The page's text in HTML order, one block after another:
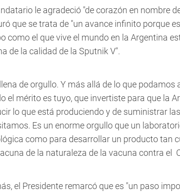
le agradeció "de corazón en nombre
que se trata de "un avance infinito porque
como el que vive el mundo en la Argentina
de la calidad de la Sputnik V".
de orgullo. Y más allá de lo que podamos
el mérito es tuyo, que invertiste para que la
lo que está produciendo y de suministrar
Es un enorme orgullo que un
como para desarrollar un producto tan
de la naturaleza de la vacuna contra el
el Presidente remarcó que es "un paso